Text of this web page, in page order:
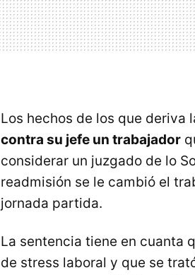
Los hechos de los que deriva
contra su jefe un trabajador
considerar un juzgado de lo
readmisión se le cambió el
jornada partida.
La sentencia tiene en cuanta
de stress laboral y que se